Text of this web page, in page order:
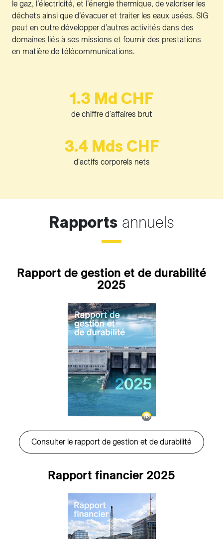
le gaz, l’électricité, et l’énergie thermique, de valoriser les
déchets ainsi que d’évacuer et traiter les eaux usées. SIG
peut en outre développer d’autres activités dans des
domaines liés à ses missions et fournir des prestations
en matière de télécommunications.
1.3 Md CHF
de chiffre d'affaires brut
3.4 Mds CHF
d'actifs corporels nets
Rapports annuels
Rapport de gestion et de durabilité
2025
Consulter le rapport de gestion et de durabilité
Rapport financier 2025